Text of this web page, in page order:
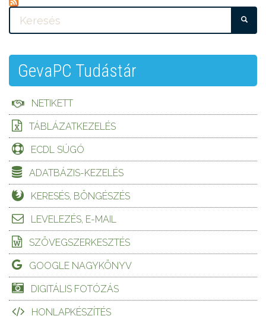
GevaPC Tudástár
NETIKETT
TÁBLÁZATKEZELÉS
ECDL SÚGÓ
ADATBÁZIS-KEZELÉS
KERESÉS, BÖNGÉSZÉS
LEVELEZÉS, E-MAIL
SZÖVEGSZERKESZTÉS
GOOGLE NAGYKÖNYV
DIGITÁLIS FOTÓZÁS
HONLAPKÉSZÍTÉS